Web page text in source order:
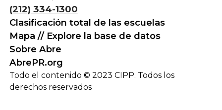
(212) 334-1300
Clasificación total de las escuelas
Mapa // Explore la base de datos
Sobre Abre
AbrePR.org
Todo el contenido © 2023 CIPP. Todos los
derechos reservados